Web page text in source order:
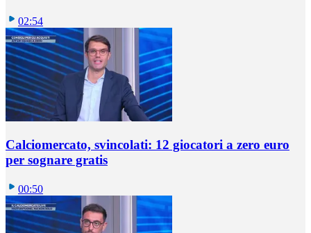
02:54
Calciomercato, svincolati: 12 giocatori a zero euro
per sognare gratis
00:50